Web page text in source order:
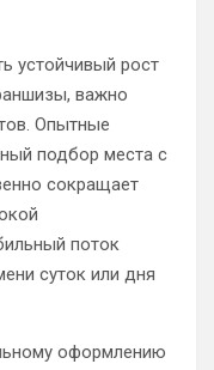
устойчивый рост
важно
Опытные
подбор места с
сокращает
поток
суток или дня
оформлению